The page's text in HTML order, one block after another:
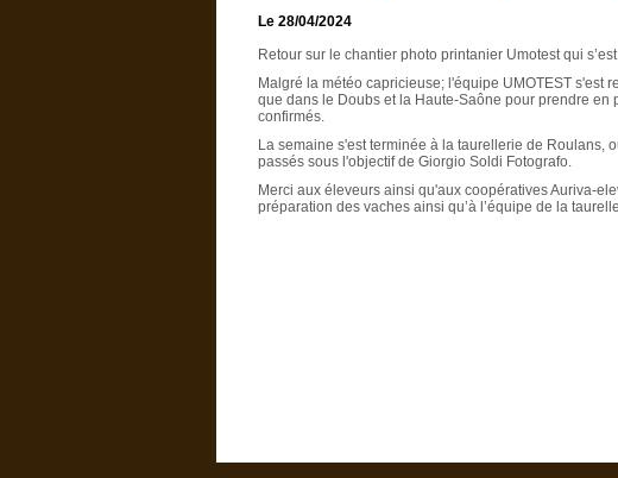
Le 28/04/2024
Retour sur le chantier photo printanier Umotest qui
Malgré la météo capricieuse; l'équipe UMOTEST s'est
que dans le Doubs et la Haute-Saône pour prendre
confirmés.
La semaine s'est terminée à la taurellerie de Roulans,
passés sous l'objectif de Giorgio Soldi Fotografo.
Merci aux éleveurs ainsi qu'aux coopératives Auriva-
préparation des vaches ainsi qu’à l’équipe de la